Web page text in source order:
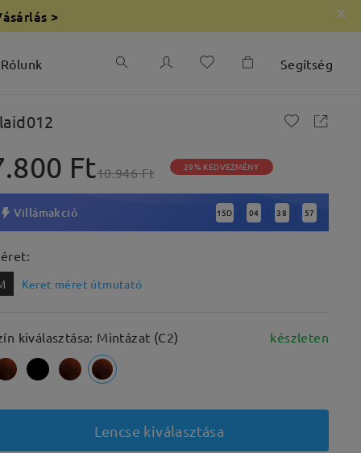
>
Rólunk Segítség
Ft10.946 Ft 29% KEDVEZMÉNY
Villámakció 15D : 04 : 38 : 56
Keret méret útmutató
kiválasztása: Mintázat (C2) készleten
Lencse kiválasztása